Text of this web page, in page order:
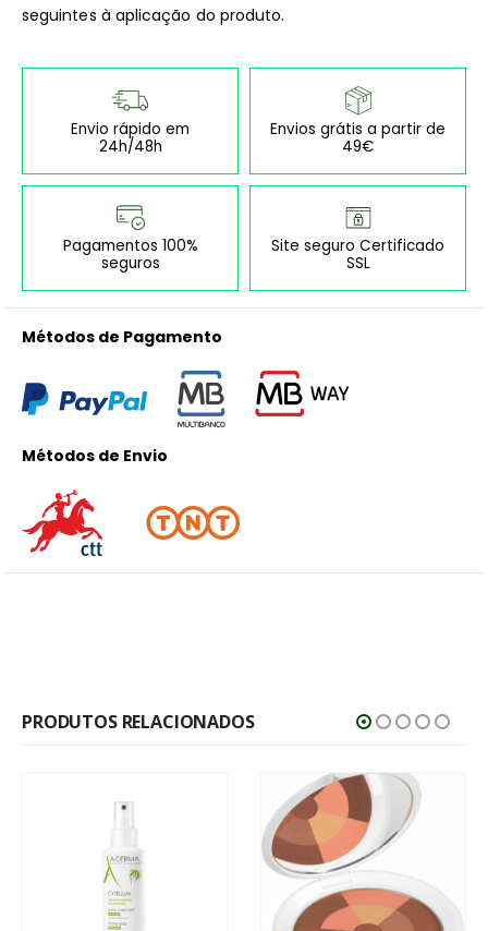
seguintes à aplicação do produto.
Envio rápido em
24h/48h
Envios grátis a partir de
49€
Pagamentos 100%
seguros
Site seguro Certificado
SSL
Métodos de Pagamento
Métodos de Envio
PRODUTOS RELACIONADOS